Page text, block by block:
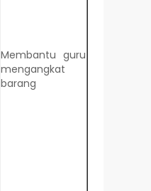
Membantu guru
mengangkat
barang